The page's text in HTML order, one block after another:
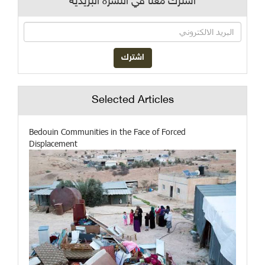
Selected Articles
Bedouin Communities in the Face of Forced
Displacement